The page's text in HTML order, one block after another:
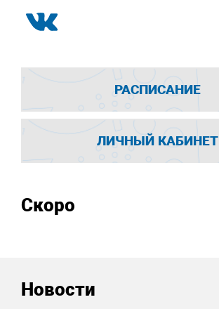
РАСПИСАНИЕ
ЛИЧНЫЙ КАБИНЕТ
Скоро
Новости